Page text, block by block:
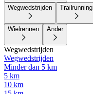
Wegwedstrijden Trailrunning
Wielrennen Ander
Wegwedstrijden
Wegwedstrijden
Minder dan 5 km
5 km
10 km